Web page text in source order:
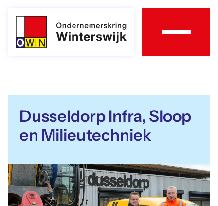
inhoud
Over
Lid
worden
Dusseldorp Infra, Sloop
en Milieutechniek